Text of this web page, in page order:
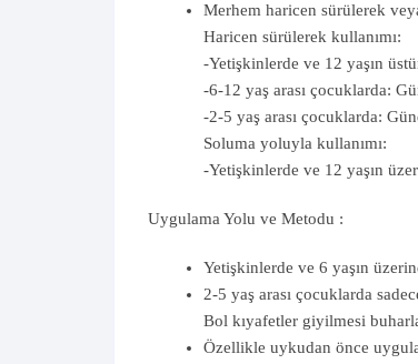
Merhem haricen sürülerek
Haricen sürülerek kullanımı:
-Yetişkinlerde ve 12 yaşın
-6-12 yaş arası çocuklarda:
-2-5 yaş arası çocuklarda:
Soluma yoluyla kullanımı:
-Yetişkinlerde ve 12 yaşın
Uygulama Yolu ve Metodu :
Yetişkinlerde ve 6 yaşın
2-5 yaş arası çocuklarda
Bol kıyafetler giyilmesi
Özellikle uykudan önce